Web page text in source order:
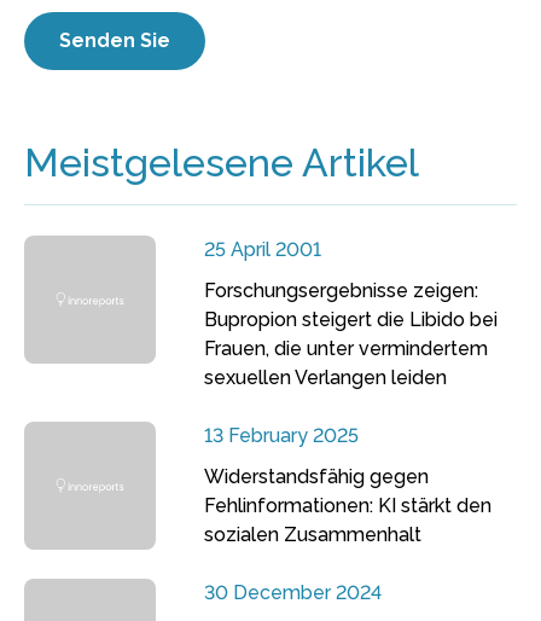
Meistgelesene Artikel
25 April 2001
Forschungsergebnisse zeigen:
Bupropion steigert die Libido bei
Frauen, die unter vermindertem
sexuellen Verlangen leiden
13 February 2025
Widerstandsfähig gegen
Fehlinformationen: KI stärkt den
sozialen Zusammenhalt
30 December 2024